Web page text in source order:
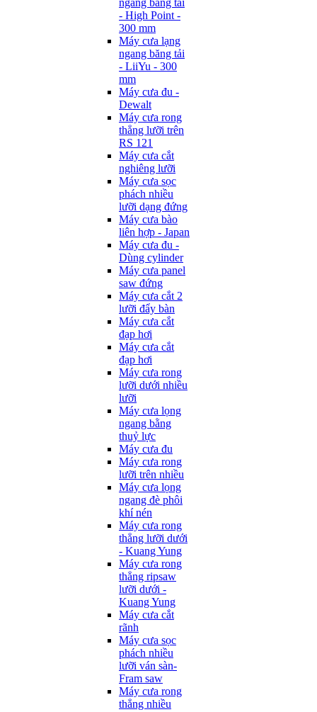
ngang băng tải
- High Point -
300 mm
Máy cưa lạng
ngang băng tải
- LiiYu - 300
mm
Máy cưa đu -
Dewalt
Máy cưa rong
thẳng lưỡi trên
RS 121
Máy cưa cắt
nghiêng lưỡi
Máy cưa sọc
phách nhiều
lưỡi dạng đứng
Máy cưa bào
liên hợp - Japan
Máy cưa đu -
Dùng cylinder
Máy cưa panel
saw đứng
Máy cưa cắt 2
lưỡi đẩy bàn
Máy cưa cắt
đạp hơi
Máy cưa cắt
đạp hơi
Máy cưa rong
lưỡi dưới nhiều
lưỡi
Máy cưa lọng
ngang bằng
thuỷ lực
Máy cưa đu
Máy cưa rong
lưỡi trên nhiều
Máy cưa lọng
ngang đè phôi
khí nén
Máy cưa rong
thẳng lưỡi dưới
- Kuang Yung
Máy cưa rong
thẳng ripsaw
lưỡi dưới -
Kuang Yung
Máy cưa cắt
rãnh
Máy cưa sọc
phách nhiều
lưỡi ván sàn-
Fram saw
Máy cưa rong
thẳng nhiều